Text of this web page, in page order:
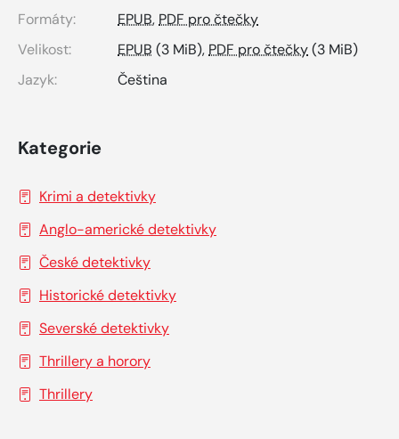
Formáty:
EPUB,PDF pro čtečky
Velikost:
EPUB (3 MiB),PDF pro čtečky(3 MiB)
Jazyk:
Čeština
Kategorie
Krimi a detektivky
Anglo-americké detektivky
České detektivky
Historické detektivky
Severské detektivky
Thrillery a horory
Thrillery